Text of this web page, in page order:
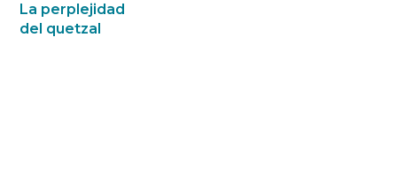
La perplejidad
del quetzal